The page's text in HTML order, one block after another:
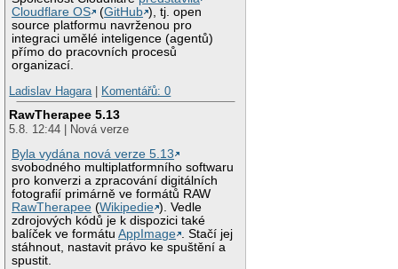
Cloudflare OS
(GitHub ), tj. open
source platformu navrženou pro
integraci umělé inteligence (agentů)
přímo do pracovních procesů
organizací.
Ladislav Hagara| Komentářů: 0
RawTherapee 5.13
5.8. 12:44 | Nová verze
Byla vydána nová verze 5.13
svobodného multiplatformního softwaru
pro konverzi a zpracování digitálních
fotografií primárně ve formátů RAW
RawTherapee (Wikipedie ). Vedle
zdrojových kódů je k dispozici také
balíček ve formátuAppImage . Stačí jej
stáhnout, nastavit právo ke spuštění a
spustit.